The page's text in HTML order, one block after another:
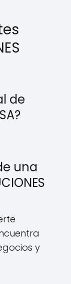
de
una
y